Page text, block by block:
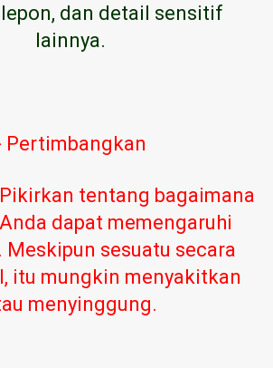
dan detail sensitif
lainnya.
Pertimbangkan
tentang bagaimana
dapat memengaruhi
Meskipun sesuatu secara
itu mungkin menyakitkan
menyinggung.